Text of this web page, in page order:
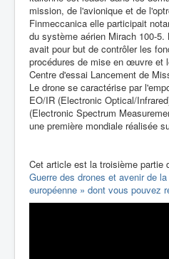
mission, de l'avionique et de
Finmeccanica elle participait
du système aérien Mirach 100-5.
avait pour but de contrôler les
procédures de mise en œuvre et
Centre d'essai Lancement de
Le drone se caractérise par
EO/IR (Electronic Optical/
(Electronic Spectrum
une première mondiale réalisée
Cet article est la troisième partie
Guerre des drones et avenir de
européenne » dont vous pouvez